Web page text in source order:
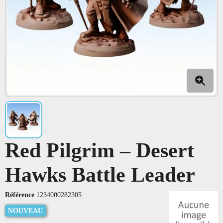
Red Pilgrim – Desert
Hawks Battle Leader
Référence 1234000282305
NOUVEAU